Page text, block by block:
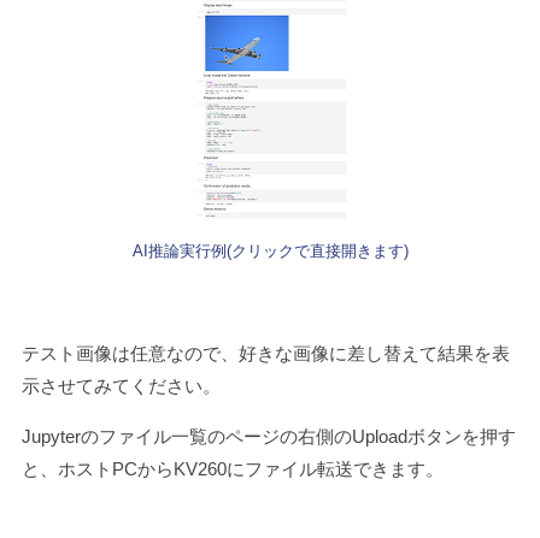
AI推論実行例(クリックで直接開きます)
テスト画像は任意なので、好きな画像に差し替えて結果を表
示させてみてください。
Jupyterのファイル一覧のページの右側のUploadボタンを押す
と、ホストPCからKV260にファイル転送できます。